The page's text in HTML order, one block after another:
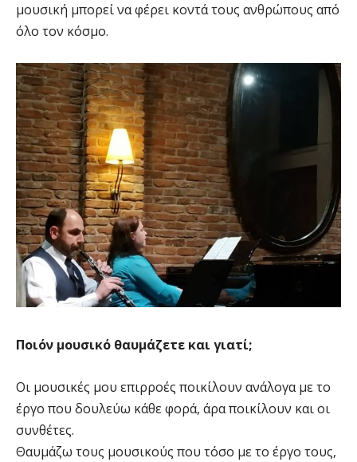
μουσική μπορεί να φέρει κοντά τους ανθρώπους από
όλο τον κόσμο.
Ποιόν μουσικό θαυμάζετε και γιατί;
Οι μουσικές μου επιρροές ποικίλουν ανάλογα με το
έργο που δουλεύω κάθε φορά, άρα ποικίλουν και οι
συνθέτες.
Θαυμάζω τους μουσικούς που τόσο με το έργο τους,